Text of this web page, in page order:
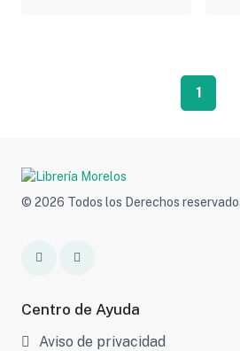
1
© 2026 Todos los Derechos
Centro de Ayuda
Aviso de privacidad